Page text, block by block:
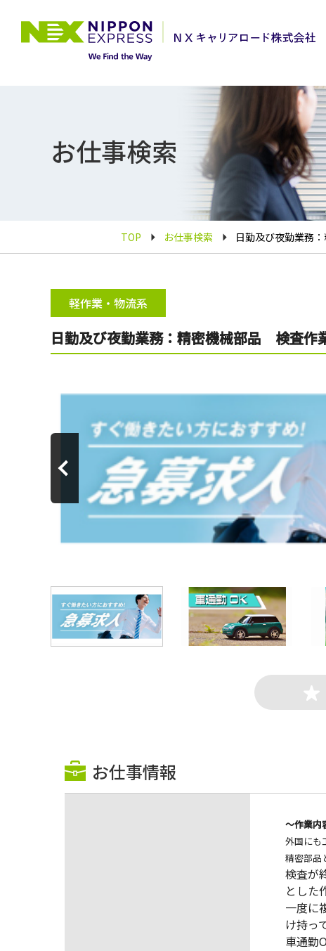
お仕事検索
TOP お仕事検索 日勤及び夜勤業務
軽作業・物流系
日勤及び夜勤業務：精密機械部品 検査作
お仕事情報
～作業内
外国にも
精密部品
検査が
とした
一度に
け持っ
車通勤